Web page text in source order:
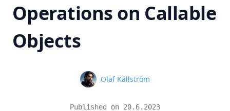
Operations on Callable
Objects
Name
Olaf Källström
Published on 20.6.2023